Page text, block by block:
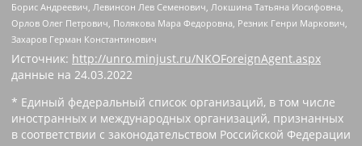
Борис Андреевич, Левинсон Лев Семенович, Локшина Татьяна Иосифовна,
Орлов Олег Петрович, Полякова Мара Федоровна, Резник Генри Маркович,
Захаров Герман Константинович
Источник: http://unro.minjust.ru/NKOForeignAgent.aspx
данные на 24.03.2022
* Единый федеральный список организаций, в том числе
иностранных и международных организаций, признанных
в соответствии с законодательством Российской Федерации